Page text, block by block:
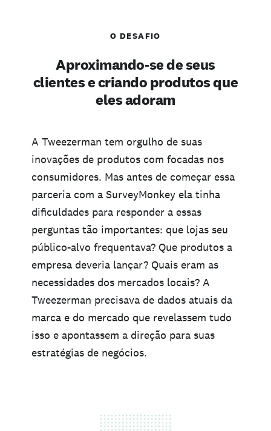
O DESAFIO
Aproximando-se de seus
clientes e criando produtos que
eles adoram
A Tweezerman tem orgulho de suas
inovações de produtos com focadas nos
consumidores. Mas antes de começar essa
parceria com a SurveyMonkey ela tinha
dificuldades para responder a essas
perguntas tão importantes: que lojas seu
público-alvo frequentava? Que produtos a
empresa deveria lançar? Quais eram as
necessidades dos mercados locais? A
Tweezerman precisava de dados atuais da
marca e do mercado que revelassem tudo
isso e apontassem a direção para suas
estratégias de negócios.